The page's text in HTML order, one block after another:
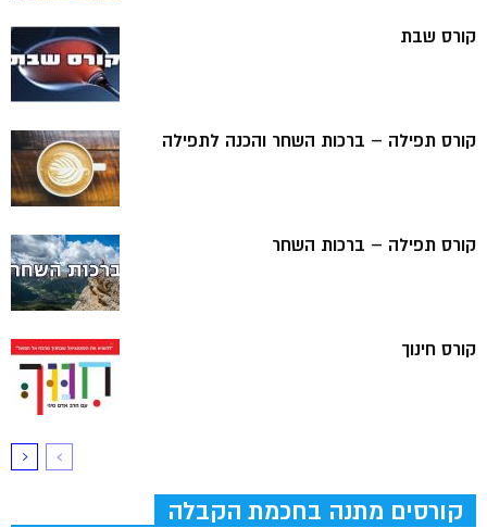
קורס שבת
קורס תפילה – ברכות השחר והכנה לתפילה
קורס תפילה – ברכות השחר
קורס חינוך
קורסים מתנה בחכמת הקבלה